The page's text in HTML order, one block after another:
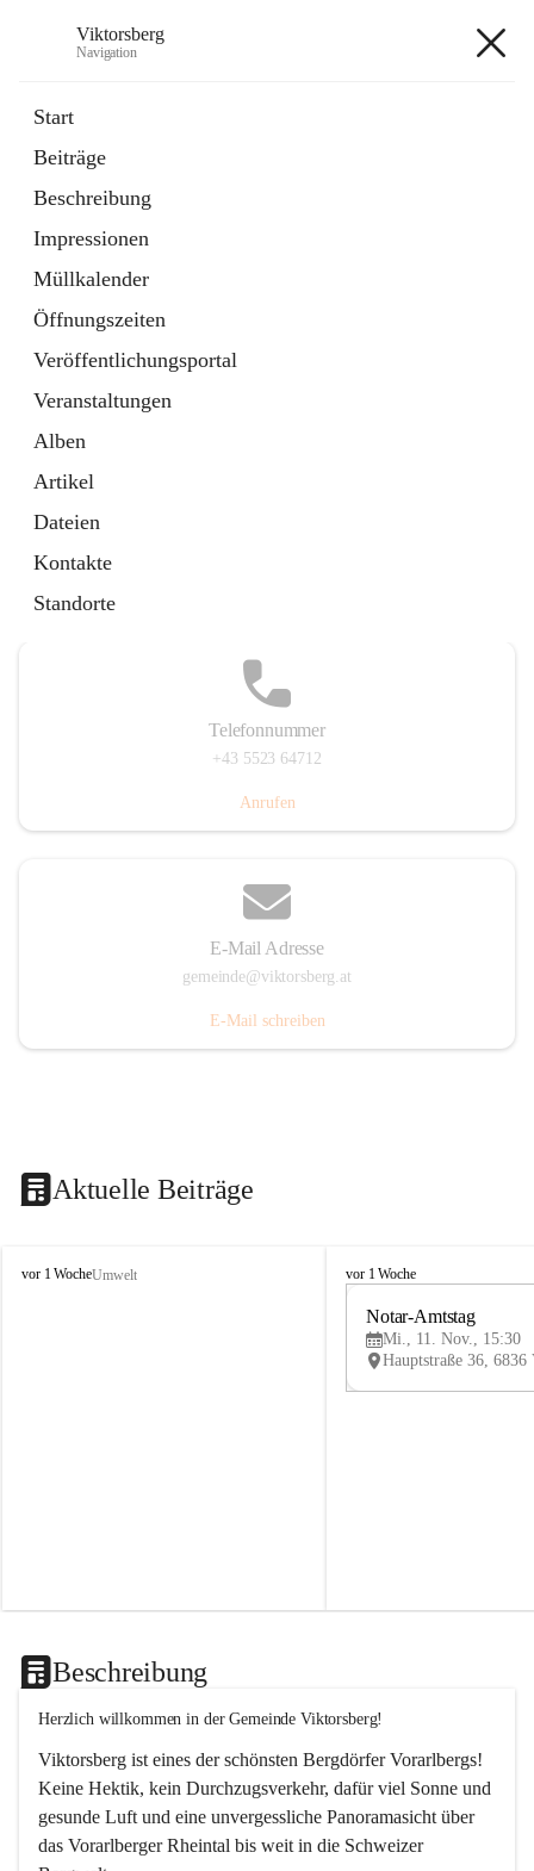
Viktorsberg
Navigation
Start
Beiträge
Beschreibung
Impressionen
Müllkalender
Öffnungszeiten
Veröffentlichungsportal
Veranstaltungen
Alben
Artikel
Dateien
Kontakte
Standorte
1 Schnellzugriff
Bürgerservice
10 Schnellzugriffe
Telefonnummer
+43 5523 64712
Anrufen
E-Mail Adresse
gemeinde@viktorsberg.at
E-Mail schreiben
Aktuelle Beiträge
V
vor 1 WocheUmwelt
V
vor 1 Woche
Notar-Amtstag
Mi., 11. Nov., 15:30
Beschreibung
Herzlich willkommen in der Gemeinde Viktorsberg!
Viktorsberg ist eines der schönsten Bergdörfer Vorarlbergs!
Keine Hektik, kein Durchzugsverkehr, dafür viel Sonne und
gesunde Luft und eine unvergessliche Panoramasicht über
das Vorarlberger Rheintal bis weit in die Schweizer